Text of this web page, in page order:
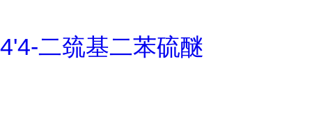
4'4-二巯基二苯硫醚